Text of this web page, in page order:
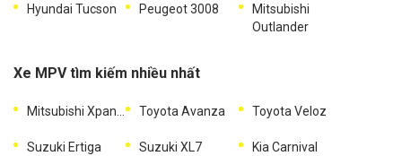
Hyundai Tucson Peugeot 3008
Mitsubishi
Outlander
Xe MPV tìm kiếm nhiều nhất
Mitsubishi Xpander Toyota Avanza Toyota Veloz
Suzuki Ertiga Suzuki XL7 Kia Carnival